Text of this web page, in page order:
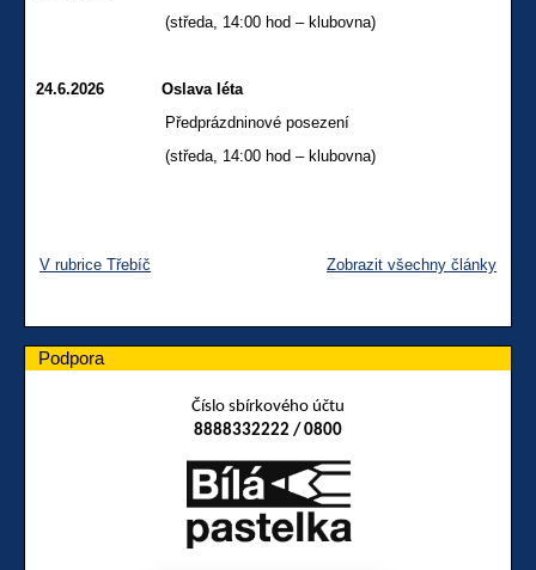
(středa, 14:00 hod – klubovna)
24.6.2026 Oslava léta
Předprázdninové posezení
(středa, 14:00 hod – klubovna)
V rubrice Třebíč Zobrazit všechny články
Podpora
Číslo sbírkového účtu
8888332222 / 0800